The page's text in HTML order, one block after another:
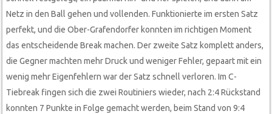
Netz in den Ball gehen und vollenden. Funktionierte im ersten Satz
perfekt, und die Ober-Grafendorfer konnten im richtigen Moment
das entscheidende Break machen. Der zweite Satz komplett anders,
die Gegner machten mehr Druck und weniger Fehler, gepaart mit ein
wenig mehr Eigenfehlern war der Satz schnell verloren. Im C-
Tiebreak fingen sich die zwei Routiniers wieder, nach 2:4 Rückstand
konnten 7 Punkte in Folge gemacht werden, beim Stand von 9:4